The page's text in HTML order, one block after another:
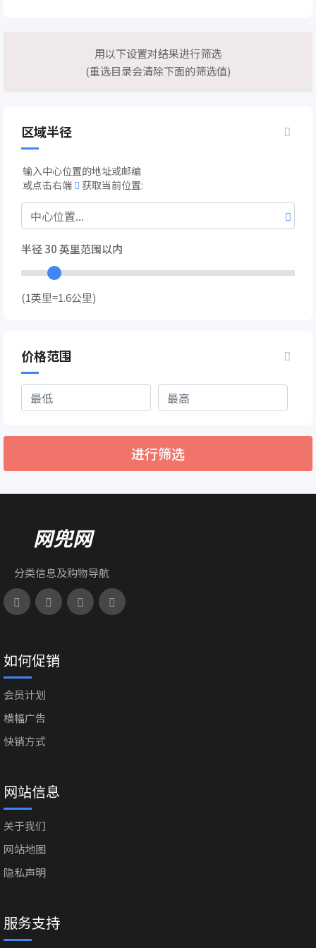
用以下设置对结果进行筛选
(重选目录会清除下面的筛选值)
区域半径
输入中心位置的地址或邮编
或点击右端
获取当前位置:
半径30英里范围以内
(1英里=1.6公里)
价格范围
进行筛选
网兜网
分类信息及购物导航
如何促销
会员计划
横幅广告
快销方式
网站信息
关于我们
网站地图
隐私声明
服务支持